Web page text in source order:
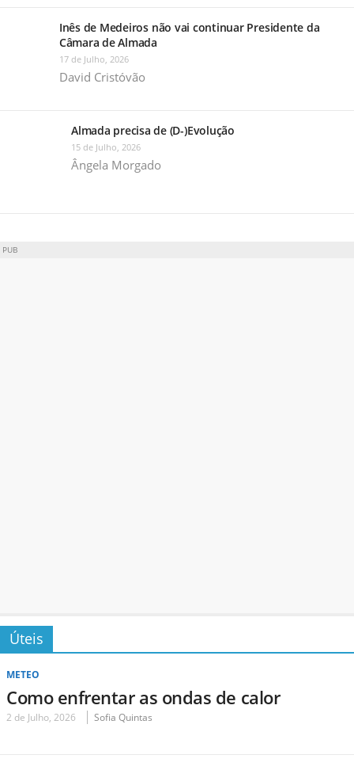
Inês de Medeiros não vai continuar Presidente da
Câmara de Almada
17 de Julho, 2026
David Cristóvão
Almada precisa de (D-)Evolução
15 de Julho, 2026
Ângela Morgado
PUB
Úteis
METEO
Como enfrentar as ondas de calor
2 de Julho, 2026 Sofia Quintas